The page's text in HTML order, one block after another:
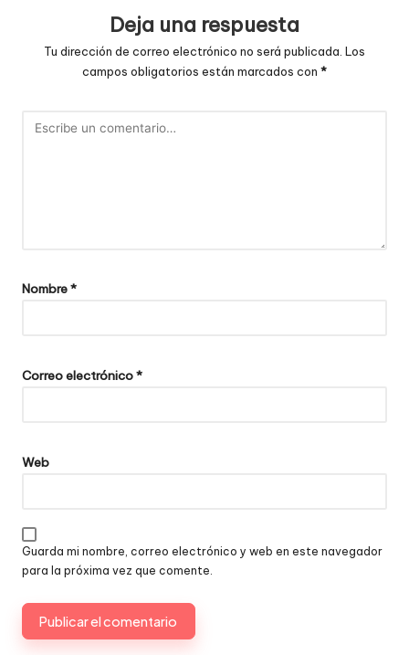
Deja una respuesta
Tu dirección de correo electrónico no será publicada. Los
campos obligatorios están marcados con *
Nombre*
Correo electrónico*
Web
Guarda mi nombre, correo electrónico y web en este navegador
para la próxima vez que comente.